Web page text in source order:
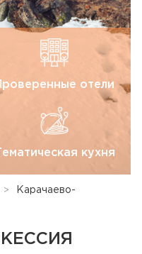
Проверенные отели
Тематическая кухня
Карачаево-